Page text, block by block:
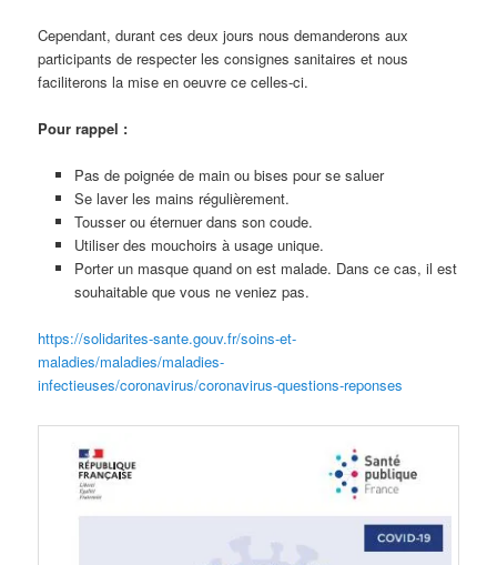
Cependant, durant ces deux jours nous demanderons aux
participants de respecter les consignes sanitaires et nous
faciliterons la mise en oeuvre ce celles-ci.
Pour rappel :
Pas de poignée de main ou bises pour se saluer
Se laver les mains régulièrement.
Tousser ou éternuer dans son coude.
Utiliser des mouchoirs à usage unique.
Porter un masque quand on est malade. Dans ce cas, il est
souhaitable que vous ne veniez pas.
https://solidarites-sante.gouv.fr/soins-et-
maladies/maladies/maladies-
infectieuses/coronavirus/coronavirus-questions-reponses